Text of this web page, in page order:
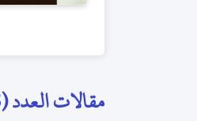
مقالات العدد (5) الصادر في: 01 مايو 1993